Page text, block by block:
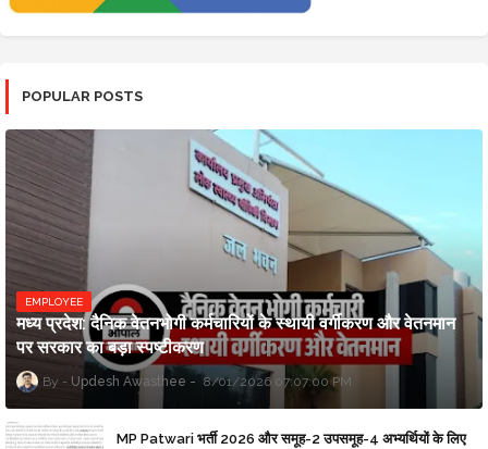
POPULAR POSTS
EMPLOYEE
मध्य प्रदेश: दैनिक वेतनभोगी कर्मचारियों के स्थायी वर्गीकरण और वेतनमान
पर सरकार का बड़ा स्पष्टीकरण
Updesh Awasthee 8/01/2026 07:07:00 PM
MP Patwari भर्ती 2026 और समूह-2 उपसमूह-4 अभ्यर्थियों के लिए